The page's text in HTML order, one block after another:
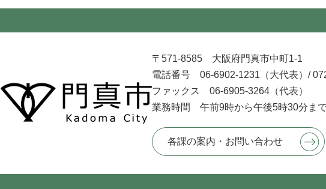
門
〒571-8585 大阪府門真市中町1-1
電話番号 06-6902-1231（大代表）/
ファックス 06-6905-3264（代表）
業務時間 午前9時から午後5時30分ま
各課の案内・お問い合わせ